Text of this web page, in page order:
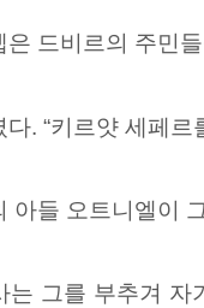
드비르의 주민
. “키르얏 세페
아들 오트니엘이
는 그를 부추겨 자